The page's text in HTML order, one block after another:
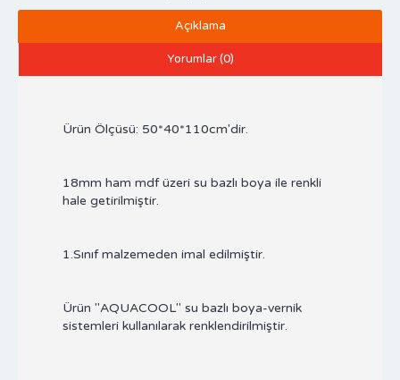
Açıklama
Yorumlar (0)
Ürün Ölçüsü: 50*40*110cm'dir.
18mm ham mdf üzeri su bazlı boya ile renkli
hale getirilmiştir.
1.Sınıf malzemeden imal edilmiştir.
Ürün "AQUACOOL" su bazlı boya-vernik
sistemleri kullanılarak renklendirilmiştir.